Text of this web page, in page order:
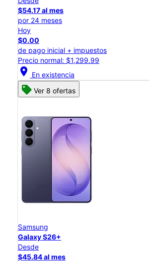
$54.17 al mes
por 24 meses
Hoy
$0.00
de pago inicial + impuestos
Precio normal: $1,299.99
location_on En existencia
Ver 8 ofertas
Samsung
Galaxy S26+
Desde
$45.84 al mes